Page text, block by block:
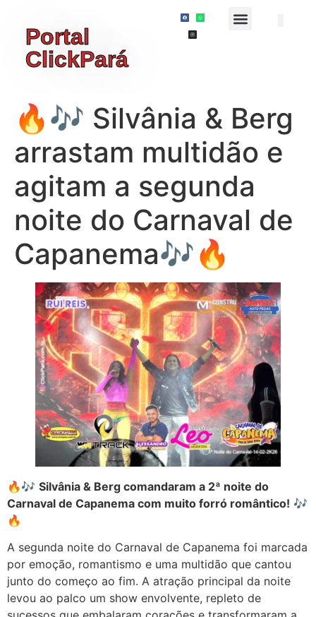
Portal
ClickPará
🔥🎶 Silvânia & Berg
arrastam multidão e
agitam a segunda
noite do Carnaval de
Capanema🎶🔥
🔥🎶 Silvânia & Berg comandaram a 2ª noite do
Carnaval de Capanema com muito forró romântico! 🎶
🔥
A segunda noite do Carnaval de Capanema foi marcada
por emoção, romantismo e uma multidão que cantou
junto do começo ao fim. A atração principal da noite
levou ao palco um show envolvente, repleto de